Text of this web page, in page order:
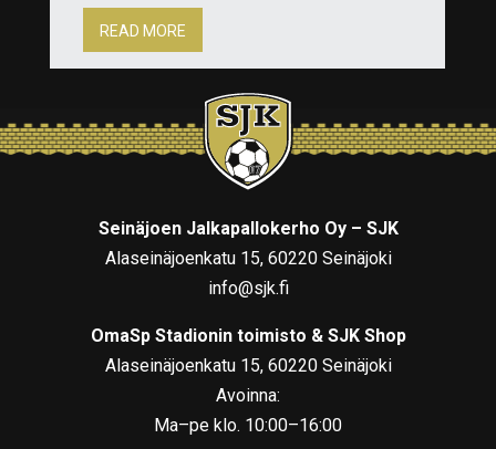
READ MORE
Seinäjoen Jalkapallokerho Oy – SJK
Alaseinäjoenkatu 15, 60220 Seinäjoki
info@sjk.fi
OmaSp Stadionin toimisto & SJK Shop
Alaseinäjoenkatu 15, 60220 Seinäjoki
Avoinna:
Ma–pe klo. 10:00–16:00